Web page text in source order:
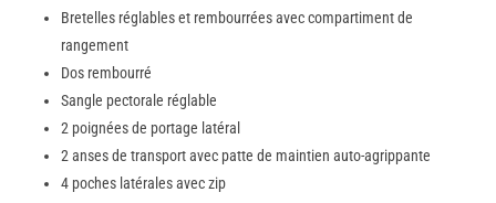
Bretelles réglables et rembourrées avec compartiment de
rangement
Dos rembourré
Sangle pectorale réglable
2 poignées de portage latéral
2 anses de transport avec patte de maintien auto-agrippante
4 poches latérales avec zip